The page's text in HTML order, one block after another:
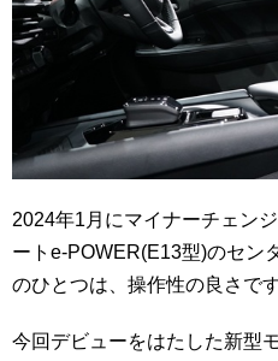
2024年1月にマイナーチェン
ートe-POWER(E13型)のセン
のひとつは、操作性の良さです
今回デビューをはたした新型